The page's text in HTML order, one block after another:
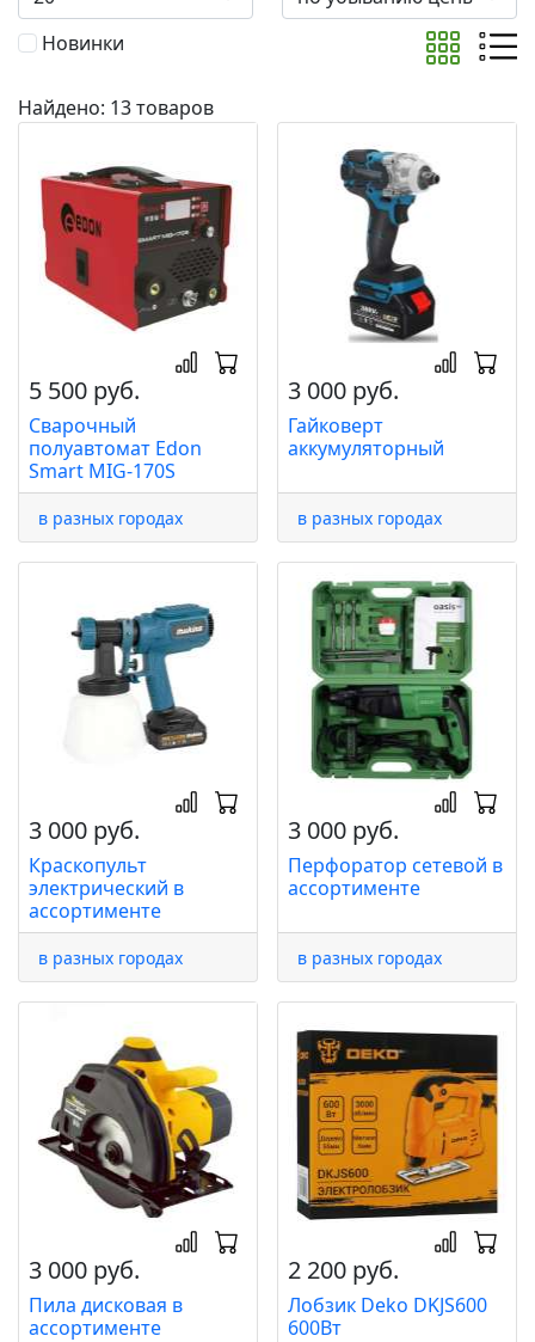
Новинки
Найдено: 13 товаров
5 500 руб.
Сварочный
полуавтомат Edon
Smart MIG-170S
в разных городах
3 000 руб.
Гайковерт
аккумуляторный
в разных городах
3 000 руб.
Краскопульт
электрический в
ассортименте
в разных городах
3 000 руб.
Перфоратор сетевой в
ассортименте
в разных городах
3 000 руб.
Пила дисковая в
ассортименте
2 200 руб.
Лобзик Deko DKJS600
600Вт